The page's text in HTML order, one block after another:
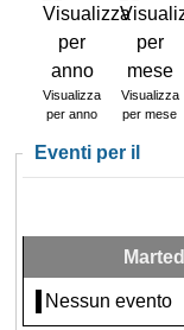
Visualizza
per anno
Visualizza
per mese
Eventi per il
Nessun evento